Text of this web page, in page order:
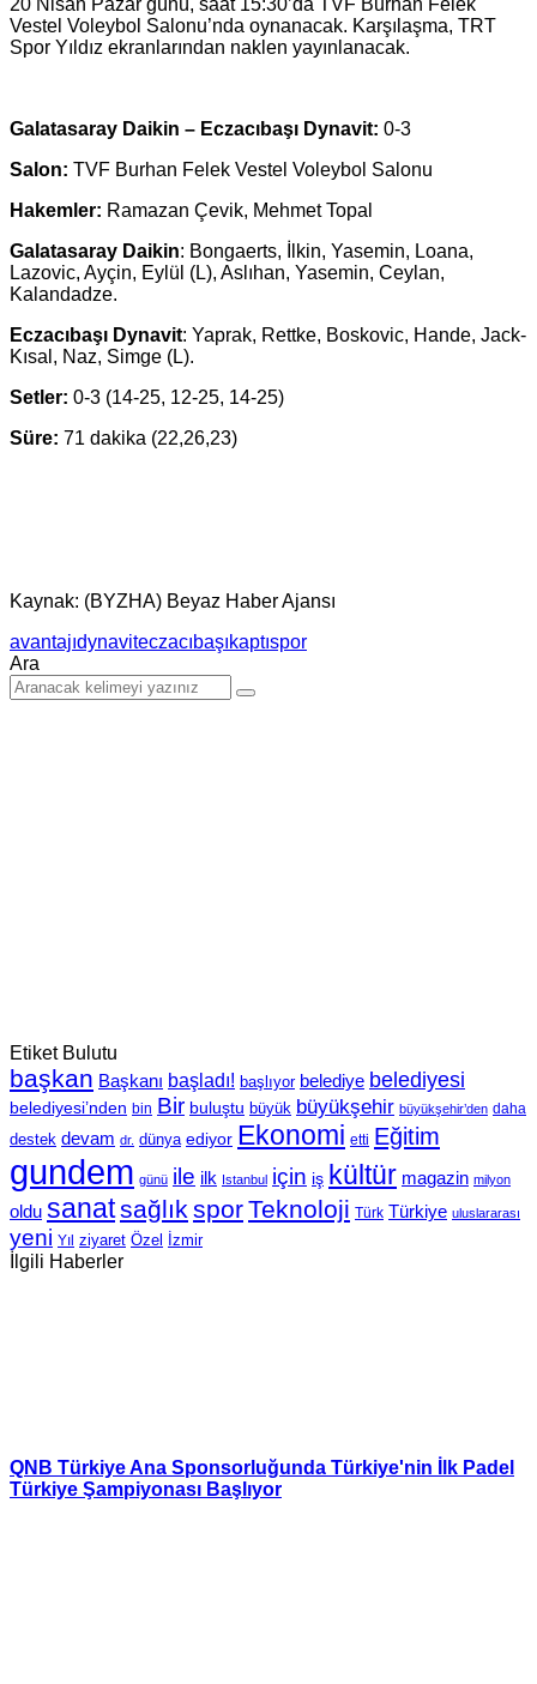
20 Nisan Pazar günü, saat 15:30’da TVF Burhan Felek
Vestel Voleybol Salonu’nda oynanacak. Karşılaşma, TRT
Spor Yıldız ekranlarından naklen yayınlanacak.
Galatasaray Daikin – Eczacıbaşı Dynavit: 0-3
Salon: TVF Burhan Felek Vestel Voleybol Salonu
Hakemler: Ramazan Çevik, Mehmet Topal
Galatasaray Daikin: Bongaerts, İlkin, Yasemin, Loana,
Lazovic, Ayçin, Eylül (L), Aslıhan, Yasemin, Ceylan,
Kalandadze.
Eczacıbaşı Dynavit: Yaprak, Rettke, Boskovic, Hande, Jack-
Kısal, Naz, Simge (L).
Setler: 0-3 (14-25, 12-25, 14-25)
Süre: 71 dakika (22,26,23)
Kaynak: (BYZHA) Beyaz Haber Ajansı
avantajıdynaviteczacıbaşıkaptıspor
Ara
Etiket Bulutu
başkan Başkanı başladı! başlıyor belediye belediyesi
belediyesi’nden bin Bir buluştu büyük büyükşehir büyükşehir’den daha
destek devam dr. dünya ediyor Ekonomi etti Eğitim
gundem günü ile ilk Istanbul için iş kültür magazin milyon
oldu sanatsağlık sporTeknoloji Türk Türkiye uluslararası
yeni Yıl ziyaret Özel İzmir
İlgili Haberler
QNB Türkiye Ana Sponsorluğunda Türkiye'nin İlk Padel
Türkiye Şampiyonası Başlıyor